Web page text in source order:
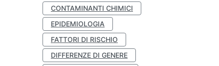
CONTAMINANTI CHIMICI
EPIDEMIOLOGIA
FATTORI DI RISCHIO
DIFFERENZE DI GENERE